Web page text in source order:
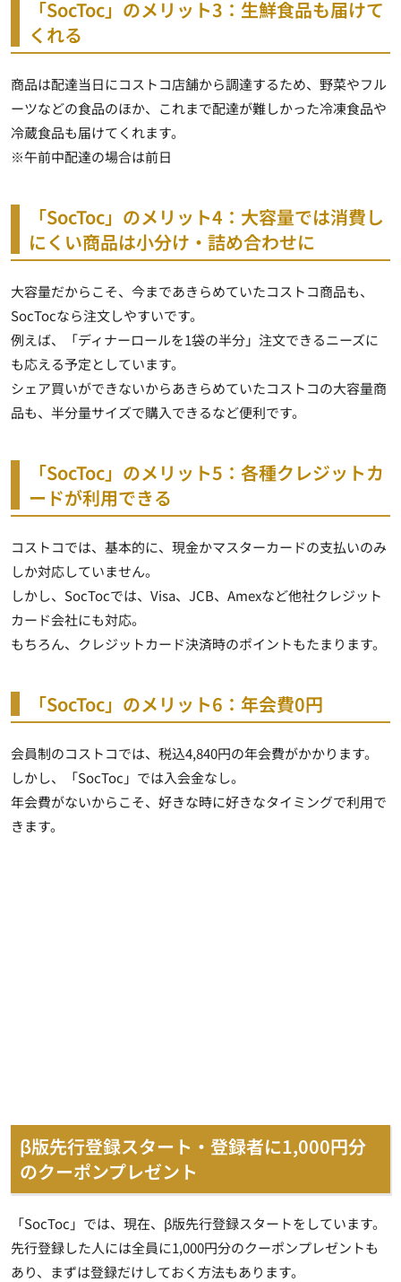
「SocToc」のメリット3 ：生鮮食品も届けて
くれる
商品は配達当日にコストコ店舗から調達するため、野菜やフル
ーツなどの食品のほか、これまで配達が難しかった冷凍食品や
冷蔵食品も届けてくれます。
※午前中配達の場合は前日
「SocToc」のメリット4 ：大容量では消費し
にくい商品は小分け・詰め合わせに
大容量だからこそ、今まであきらめていたコストコ商品も、
SocTocなら注文しやすいです。
例えば、「ディナーロールを1袋の半分」注文できるニーズに
も応える予定としています。
シェア買いができないからあきらめていたコストコの大容量商
品も、半分量サイズで購入できるなど便利です。
「SocToc」のメリット5 ：各種クレジットカ
ードが利用できる
コストコでは、基本的に、現金かマスターカードの支払いのみ
しか対応していません。
しかし、 SocTocでは、 Visa、 JCB、 Amexなど他社クレジット
カード会社にも対応。
もちろん、クレジットカード決済時のポイントもたまります。
「SocToc」のメリット6 ：年会費0円
会員制のコストコでは、税込4,840円の年会費がかかります。
しかし、「SocToc 」では入会金なし。
年会費がないからこそ、好きな時に好きなタイミングで利用で
きます。
β版先行登録スタート・登録者に1,000円分
のクーポンプレゼント
「SocToc 」では、現在、β版先行登録スタートをしています。
先行登録した人には全員に1,000円分のクーポンプレゼントも
あり、まずは登録だけしておく方法もあります。